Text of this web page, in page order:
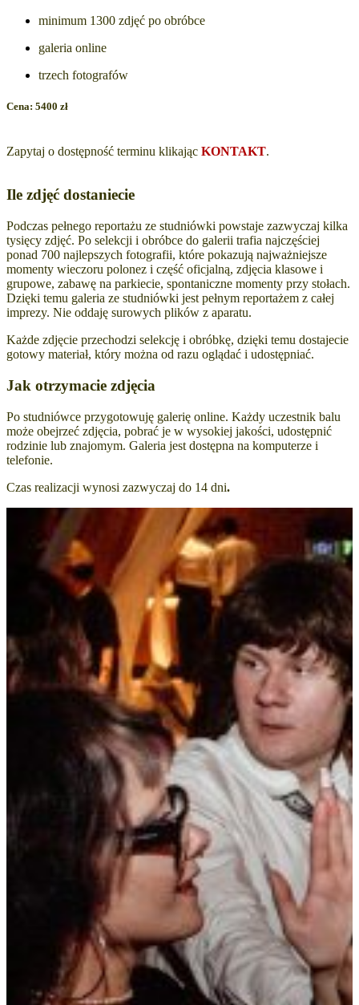
minimum 1300 zdjęć po obróbce
galeria online
trzech fotografów
Cena: 5400 zł
Zapytaj o dostępność terminu klikając KONTAKT.
Ile zdjęć dostaniecie
Podczas pełnego reportażu ze studniówki powstaje zazwyczaj kilka
tysięcy zdjęć. Po selekcji i obróbce do galerii trafia najczęściej
ponad 700 najlepszych fotografii, które pokazują najważniejsze
momenty wieczoru polonez i część oficjalną, zdjęcia klasowe i
grupowe, zabawę na parkiecie, spontaniczne momenty przy stołach.
Dzięki temu galeria ze studniówki jest pełnym reportażem z całej
imprezy. Nie oddaję surowych plików z aparatu.
Każde zdjęcie przechodzi selekcję i obróbkę, dzięki temu dostajecie
gotowy materiał, który można od razu oglądać i udostępniać.
Jak otrzymacie zdjęcia
Po studniówce przygotowuję galerię online. Każdy uczestnik balu
może obejrzeć zdjęcia, pobrać je w wysokiej jakości, udostępnić
rodzinie lub znajomym. Galeria jest dostępna na komputerze i
telefonie.
Czas realizacji wynosi zazwyczaj do 14 dni.